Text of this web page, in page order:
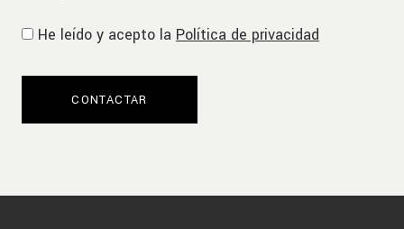
He leído y acepto la Política de privacidad